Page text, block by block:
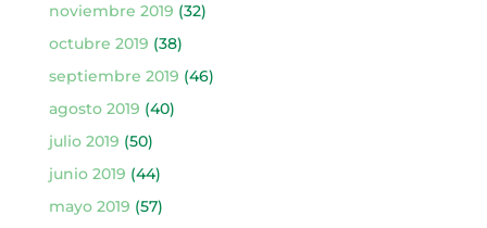
noviembre 2019 (32)
octubre 2019 (38)
septiembre 2019 (46)
agosto 2019 (40)
julio 2019 (50)
junio 2019 (44)
mayo 2019 (57)